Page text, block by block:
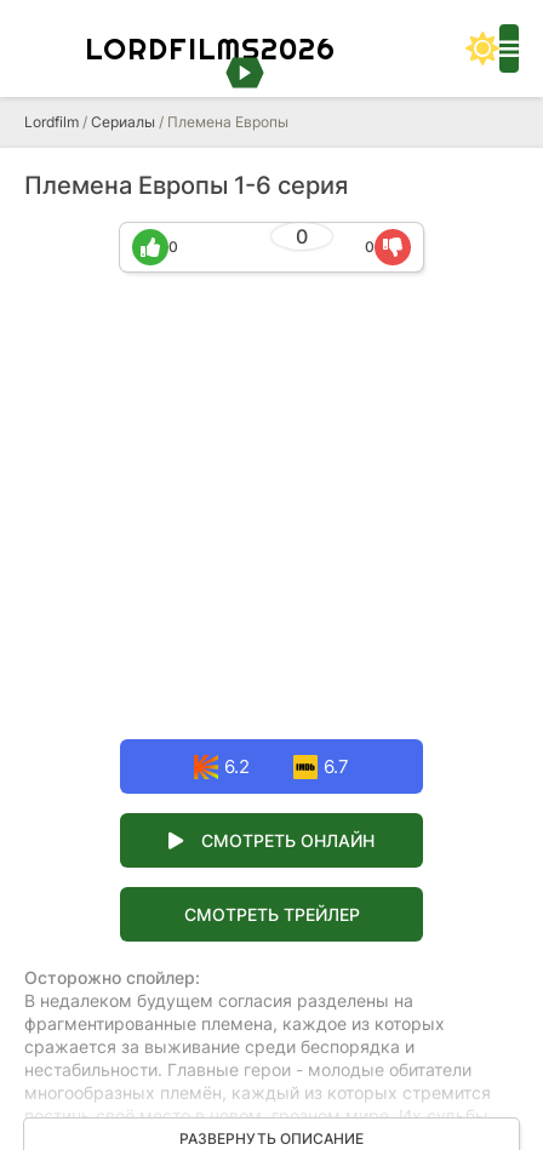
LORDFILMS2026
Lordfilm / Сериалы / Племена Европы
Племена Европы 1-6 серия
0
0 0
6.2 6.7
СМОТРЕТЬ ОНЛАЙН
СМОТРЕТЬ ТРЕЙЛЕР
Осторожно спойлер:
В недалеком будущем согласия разделены на
фрагментированные племена, каждое из которых
сражается за выживание среди беспорядка и
нестабильности. Главные герои - молодые обитатели
многообразных племён, каждый из которых стремится
постичь своё место в новом, грозном мире. Их судьбы
пересекаются, когда мистическое явление заставляет их
РАЗВЕРНУТЬ ОПИСАНИЕ